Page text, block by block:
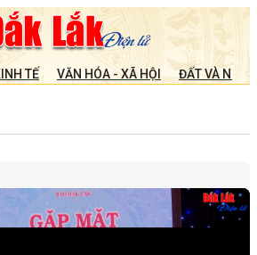
TẾ VĂN HÓA - XÃ HỘI ĐẤT VÀ